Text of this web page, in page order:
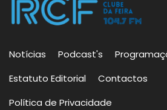
Notícias Podcast's
Estatuto Editorial
Contactos
Política de Privacidade